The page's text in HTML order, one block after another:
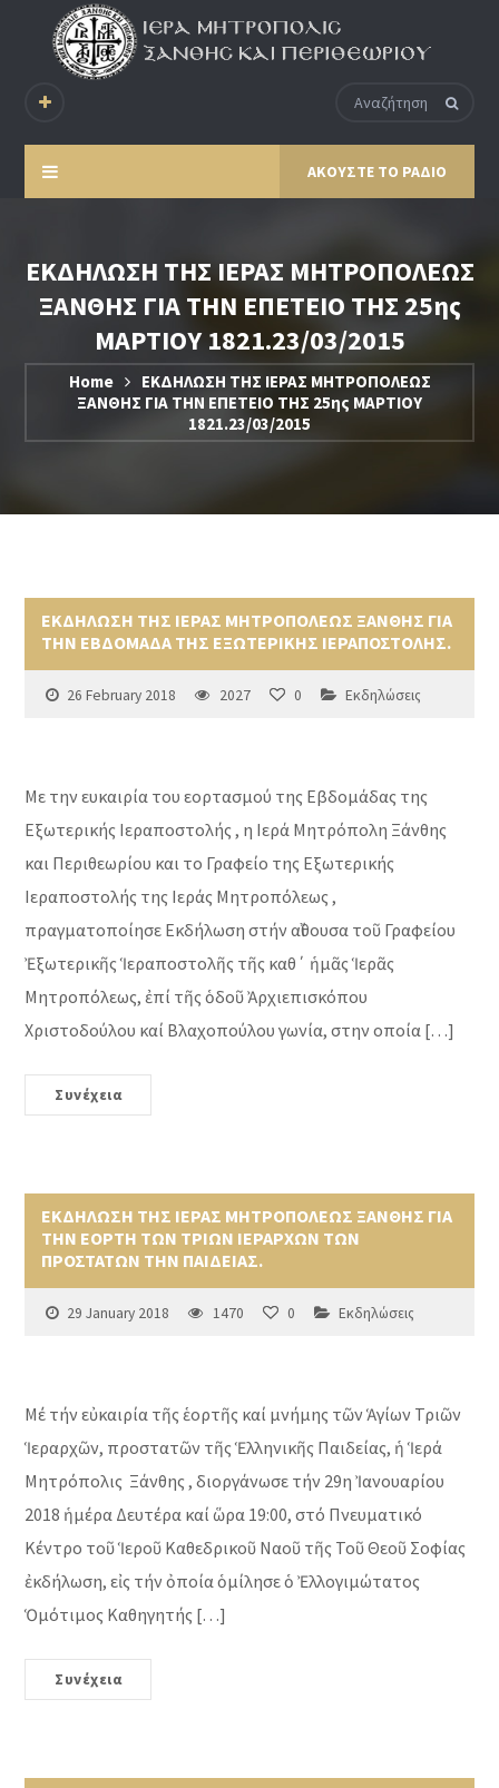
ΑΚΟΥΣΤΕ ΤΟ ΡΑΔΙΟ
ΕΚΔΗΛΩΣΗ ΤΗΣ ΙΕΡΑΣ ΜΗΤΡΟΠΟΛΕΩΣ
ΞΑΝΘΗΣ ΓΙΑ ΤΗΝ ΕΠΕΤΕΙΟ ΤΗΣ 25ης
ΜΑΡΤΙΟΥ 1821.23/03/2015
Home
ΕΚΔΗΛΩΣΗ ΤΗΣ ΙΕΡΑΣ ΜΗΤΡΟΠΟΛΕΩΣ
ΞΑΝΘΗΣ ΓΙΑ ΤΗΝ ΕΠΕΤΕΙΟ ΤΗΣ 25ης ΜΑΡΤΙΟΥ
1821.23/03/2015
ΕΚΔΗΛΩΣΗ ΤΗΣ ΙΕΡΑΣ ΜΗΤΡΟΠΟΛΕΩΣ ΞΑΝΘΗΣ ΓΙΑ
ΤΗΝ ΕΒΔΟΜΑΔΑ ΤΗΣ ΕΞΩΤΕΡΙΚΗΣ ΙΕΡΑΠΟΣΤΟΛΗΣ.
26 February 2018 2027 0 Εκδηλώσεις
Με την ευκαιρία του εορτασμού της Εβδομάδας της
Εξωτερικής Ιεραποστολής , η Ιερά Μητρόπολη Ξάνθης
και Περιθεωρίου και το Γραφείο της Εξωτερικής
Ιεραποστολής της Ιεράς Μητροπόλεως ,
πραγματοποίησε Εκδήλωση στήν αἴθουσα τοῦ Γραφείου
Ἐξωτερικῆς Ἱεραποστολῆς τῆς καθ΄ ἡμᾶς Ἱερᾶς
Μητροπόλεως, ἐπί τῆς ὁδοῦ Ἀρχιεπισκόπου
Χριστοδούλου καί Βλαχοπούλου γωνία, στην οποία […]
Συνέχεια
ΕΚΔΗΛΩΣΗ ΤΗΣ ΙΕΡΑΣ ΜΗΤΡΟΠΟΛΕΩΣ ΞΑΝΘΗΣ ΓΙΑ
ΤΗΝ ΕΟΡΤΗ ΤΩΝ ΤΡΙΩΝ ΙΕΡΑΡΧΩΝ ΤΩΝ
ΠΡΟΣΤΑΤΩΝ ΤΗΝ ΠΑΙΔΕΙΑΣ.
29 January 2018 1470 0 Εκδηλώσεις
Μέ τήν εὐκαιρία τῆς ἑορτῆς καί μνήμης τῶν Ἁγίων Τριῶν
Ἱεραρχῶν, προστατῶν τῆς Ἑλληνικῆς Παιδείας, ἡ Ἱερά
Μητρόπολις Ξάνθης , διοργάνωσε τήν 29η Ἰανουαρίου
2018 ἡμέρα Δευτέρα καί ὥρα 19:00, στό Πνευματικό
Κέντρο τοῦ Ἱεροῦ Καθεδρικοῦ Ναοῦ τῆς Τοῦ Θεοῦ Σοφίας
ἐκδήλωση, εἰς τήν ὀποία ὁμίλησε ὁ Ἐλλογιμώτατος
Ὁμότιμος Καθηγητής […]
Συνέχεια